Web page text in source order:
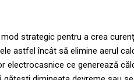
strategic pentru a crea
astfel încât să elimine aerul
electrocasnice ce generează